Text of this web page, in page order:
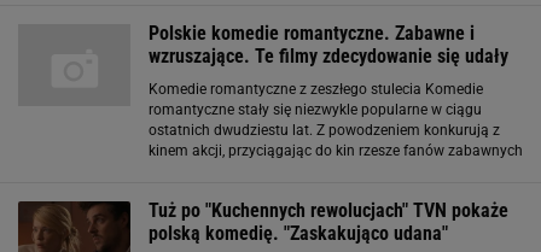
Polskie komedie romantyczne. Zabawne i
wzruszające. Te filmy zdecydowanie się udały
Komedie romantyczne z zeszłego stulecia Komedie
romantyczne stały się niezwykle popularne w ciągu
ostatnich dwudziestu lat. Z powodzeniem konkurują z
kinem akcji, przyciągając do kin rzesze fanów zabawnych
Tuż po "Kuchennych rewolucjach" TVN pokaże
polską komedię. "Zaskakująco udana"